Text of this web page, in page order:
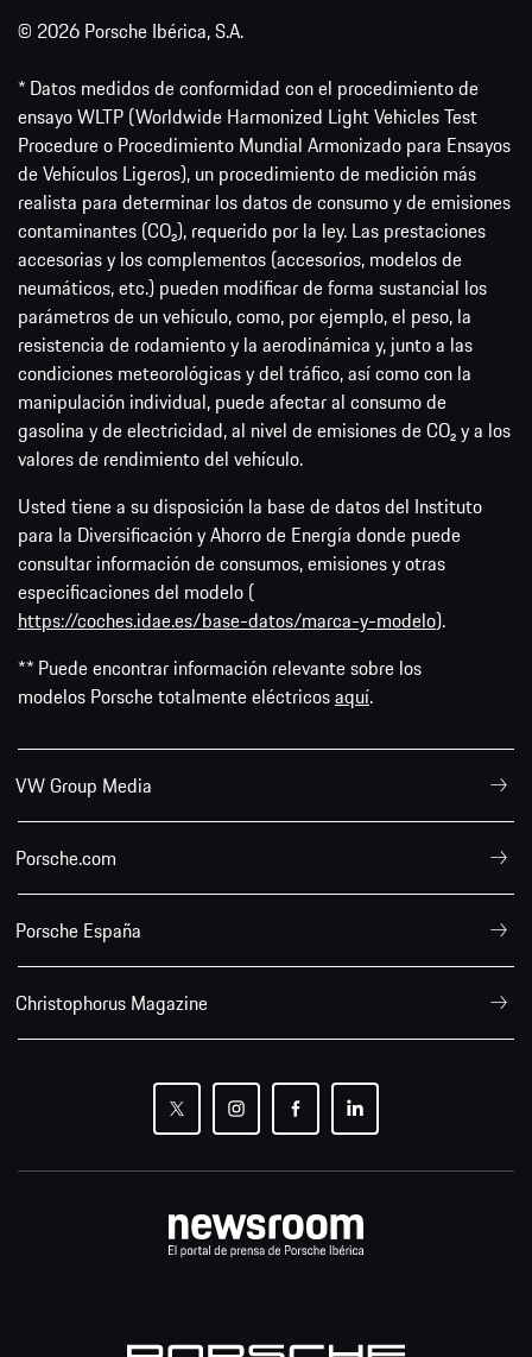
© 2026 Porsche Ibérica, S.A.
* Datos medidos de conformidad con el procedimiento de
ensayo WLTP (Worldwide Harmonized Light Vehicles Test
Procedure o Procedimiento Mundial Armonizado para Ensayos
de Vehículos Ligeros), un procedimiento de medición más
realista para determinar los datos de consumo y de emisiones
contaminantes (CO₂), requerido por la ley. Las prestaciones
accesorias y los complementos (accesorios, modelos de
neumáticos, etc.) pueden modificar de forma sustancial los
parámetros de un vehículo, como, por ejemplo, el peso, la
resistencia de rodamiento y la aerodinámica y, junto a las
condiciones meteorológicas y del tráfico, así como con la
manipulación individual, puede afectar al consumo de
gasolina y de electricidad, al nivel de emisiones de CO₂ y a los
valores de rendimiento del vehículo.
Usted tiene a su disposición la base de datos del Instituto
para la Diversificación y Ahorro de Energía donde puede
consultar información de consumos, emisiones y otras
especificaciones del modelo (
https://coches.idae.es/base-datos/marca-y-modelo).
** Puede encontrar información relevante sobre los
modelos Porsche totalmente eléctricosaquí.
VW Group Media
Porsche.com
Porsche España
Christophorus Magazine